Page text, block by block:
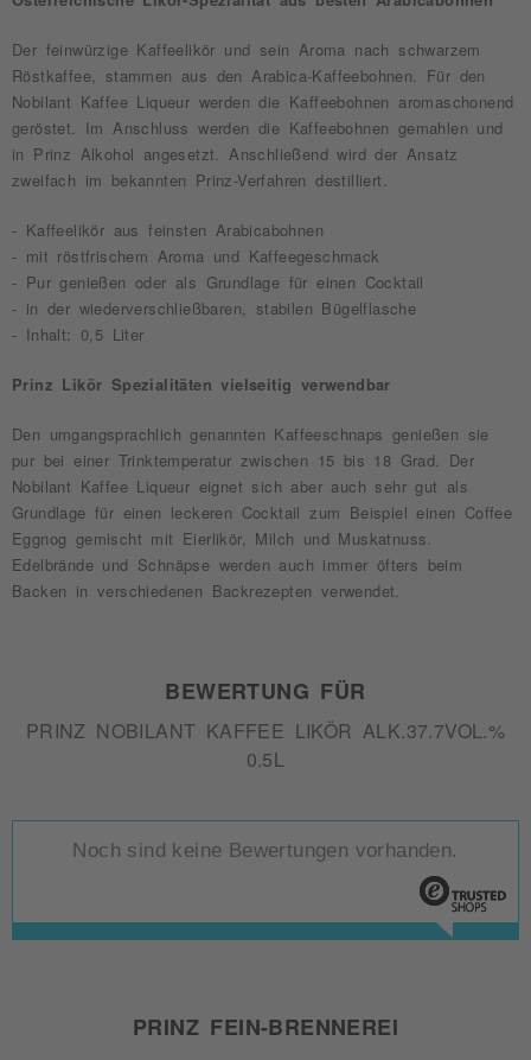
Der feinwürzige Kaffeelikör und sein Aroma nach schwarzem
Röstkaffee, stammen aus den Arabica-Kaffeebohnen. Für den
Nobilant Kaffee Liqueur werden die Kaffeebohnen aromaschonend
geröstet. Im Anschluss werden die Kaffeebohnen gemahlen und
in Prinz Alkohol angesetzt. Anschließend wird der Ansatz
zweifach im bekannten Prinz-Verfahren destilliert.
- Kaffeelikör aus feinsten Arabicabohnen
- mit röstfrischem Aroma und Kaffeegeschmack
- Pur genießen oder als Grundlage für einen Cocktail
- in der wiederverschließbaren, stabilen Bügelflasche
- Inhalt: 0,5 Liter
Prinz Likör Spezialitäten vielseitig verwendbar
Den umgangsprachlich genannten Kaffeeschnaps genießen sie
pur bei einer Trinktemperatur zwischen 15 bis 18 Grad. Der
Nobilant Kaffee Liqueur eignet sich aber auch sehr gut als
Grundlage für einen leckeren Cocktail zum Beispiel einen Coffee
Eggnog gemischt mit Eierlikör, Milch und Muskatnuss.
Edelbrände und Schnäpse werden auch immer öfters beim
Backen in verschiedenen Backrezepten verwendet.
BEWERTUNG FÜR
PRINZ NOBILANT KAFFEE LIKÖR ALK.37.7VOL.%
0.5L
Noch sind keine Bewertungen vorhanden.
PRINZ FEIN-BRENNEREI